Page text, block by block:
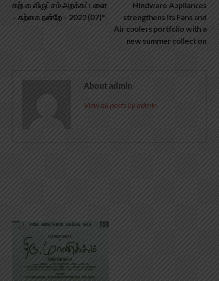
கற்பக விருட்சம் அறக்கட்டளை
– கற்கை நன்றே – 2022 (07)*
Hindware Appliances
strengthens its Fans and
Air coolers portfolio with a
new summer collection
About admin
View all posts by admin →